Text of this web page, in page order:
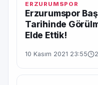
ERZURUMSPOR
Erzurumspor
Tarihinde
Elde Ettik!
10 Kasım 2021 23:55